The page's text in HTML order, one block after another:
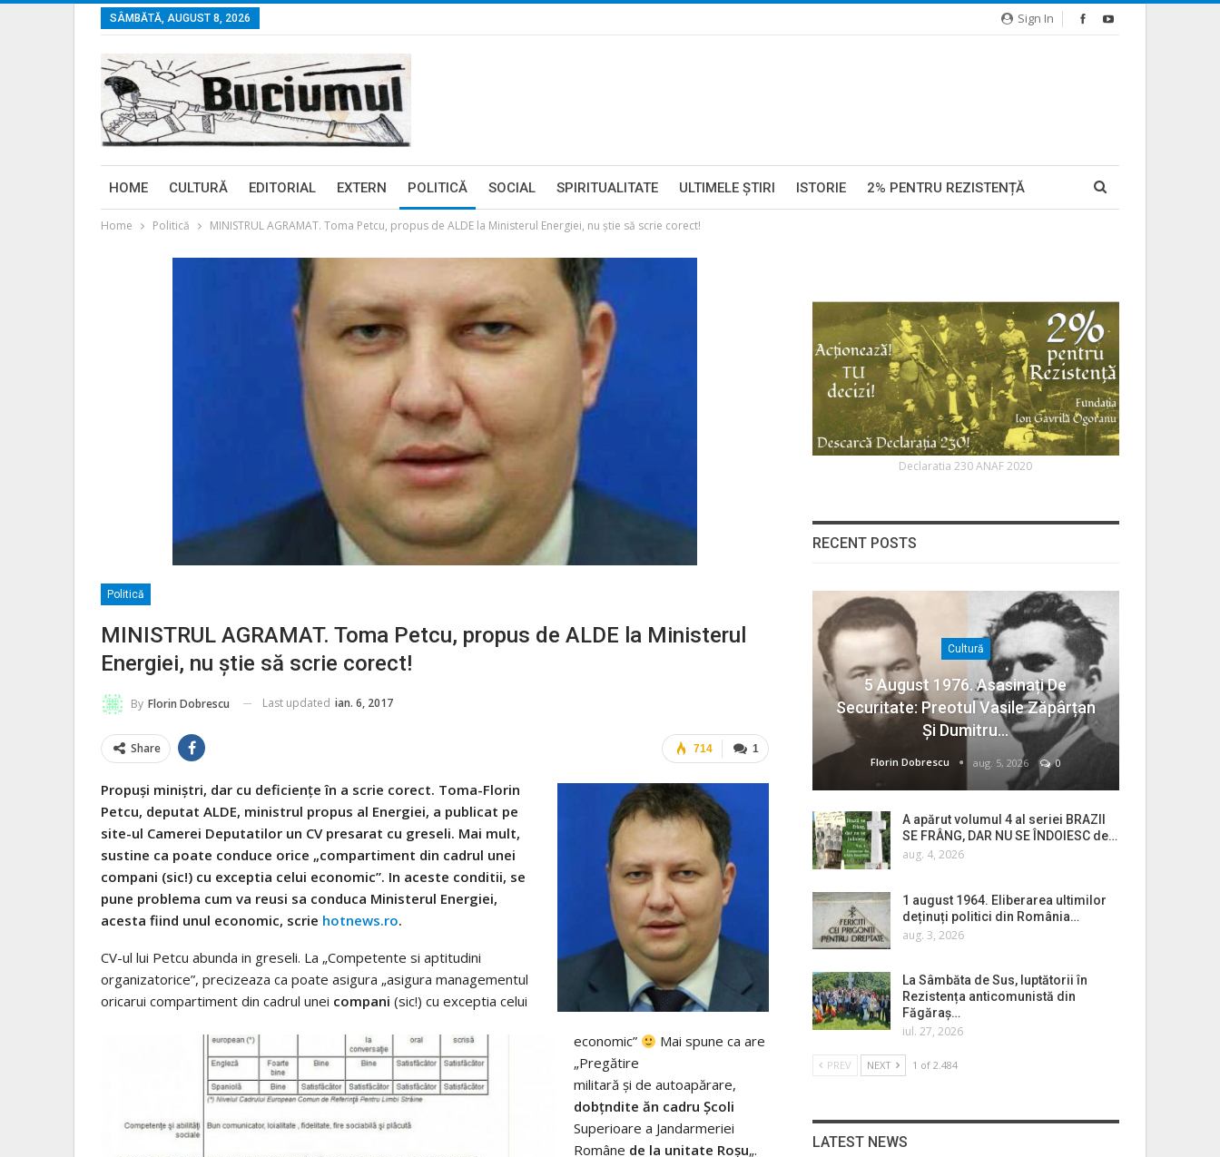
Sign In
SÂMBĂTĂ, AUGUST 8, 2026
HOME CULTURĂ EDITORIAL EXTERN POLITICĂ SOCIAL SPIRITUALITATE ULTIMELE ŞTIRI ISTORIE 2% PENTRU REZISTENȚĂ
Home Politică MINISTRUL AGRAMAT. Toma Petcu, propus de ALDE la Ministerul Energiei, nu ştie să scrie corect!
Politică
MINISTRUL AGRAMAT. Toma Petcu, propus de ALDE la Ministerul
Energiei, nu ştie să scrie corect!
By Florin Dobrescu Last updated ian. 6, 2017
1
714
Share
Propuşi miniştri, dar cu deficienţe în a scrie corect. Toma-Florin
Petcu, deputat ALDE, ministrul propus al Energiei, a publicat pe
site-ul Camerei Deputatilor un CV presarat cu greseli. Mai mult,
sustine ca poate conduce orice „compartiment din cadrul unei
compani (sic!) cu exceptia celui economic”. In aceste conditii, se
pune problema cum va reusi sa conduca Ministerul Energiei,
acesta fiind unul economic, scrie hotnews.ro.
CV-ul lui Petcu abunda in greseli. La „Competente si aptitudini
organizatorice”, precizeaza ca poate asigura „asigura managementul
oricarui compartiment din cadrul unei compani (sic!) cu exceptia celui
economic”
Mai spune ca are
„Pregătire
militară şi de autoapărare,
dobţndite ăn cadru Şcoli
Superioare a Jandarmeriei
Române de la unitate Roşu„.
Declaratia 230 ANAF 2020
RECENT POSTS
Cultură
5 August 1976. Asasinați De
Securitate: Preotul Vasile Zăpârțan
Și Dumitru…
Florin Dobrescu aug. 5, 2026 0
A apărut volumul 4 al seriei BRAZII
SE FRÂNG, DAR NU SE ÎNDOIESC de…
aug. 4, 2026
1 august 1964. Eliberarea ultimilor
deținuți politici din România…
aug. 3, 2026
La Sâmbăta de Sus, luptătorii în
Rezistența anticomunistă din
Făgăraș…
iul. 27, 2026
PREV NEXT 1 of 2.484
LATEST NEWS